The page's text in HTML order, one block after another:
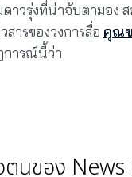
าวรุ่งที่น่าจับตามอง
ารของวงการสื่อ คุณ
การณ์นี้ว่า
นของ